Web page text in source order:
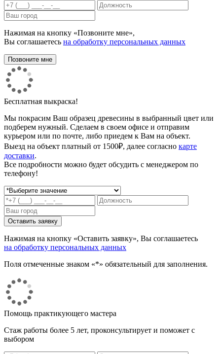
Нажимая на кнопку «Позвоните мне»,
Вы соглашаетесь на обработку персональных данных
Бесплатная выкраска!
Мы покрасим Ваш образец древесины в выбранный цвет или
подберем нужный. Сделаем в своем офисе и отправим
курьером или по почте, либо приедем к Вам на объект.
Выезд на объект платный от 1500₽, далее согласно карте
доставки.
Все подробности можно будет обсудить с менеджером по
телефону!
Нажимая на кнопку «Оставить заявку», Вы соглашаетесь
на обработку персональных данных
Поля отмеченные знаком «*» обязательный для заполнения.
Помощь практикующего мастера
Стаж работы более 5 лет, проконсультирует и поможет с
выбором